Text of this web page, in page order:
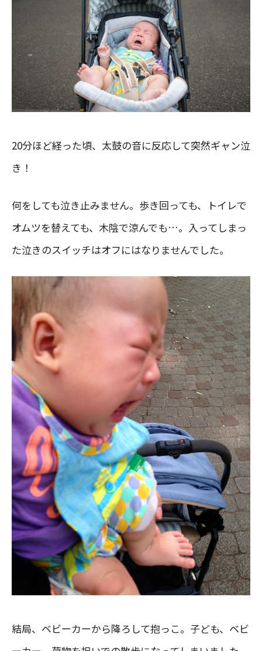
20分ほど経った頃、太鼓の音に反応して突然ギャン泣
き！
何をしても泣き止みません。歩き回っても、トイレで
オムツを替えても、木陰で涼んでも…。入ってしまっ
た泣きのスイッチはオフにはなりませんでした。
結局、ベビーカーから降ろして抱っこ。子ども、ベビ